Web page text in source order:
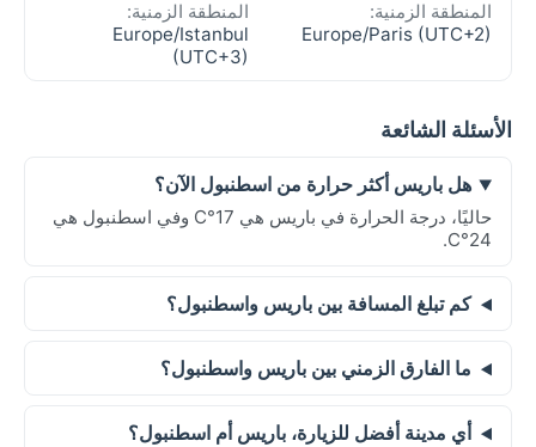
المنطقة الزمنية:
Europe/Paris (UTC+2)
المنطقة الزمنية:
Europe/Istanbul
(UTC+3)
الأسئلة الشائعة
هل باريس أكثر حرارة من اسطنبول الآن؟
حاليًا، درجة الحرارة في باريس هي 17°C وفي اسطنبول هي
24°C.
كم تبلغ المسافة بين باريس واسطنبول؟
ما الفارق الزمني بين باريس واسطنبول؟
أي مدينة أفضل للزيارة، باريس أم اسطنبول؟